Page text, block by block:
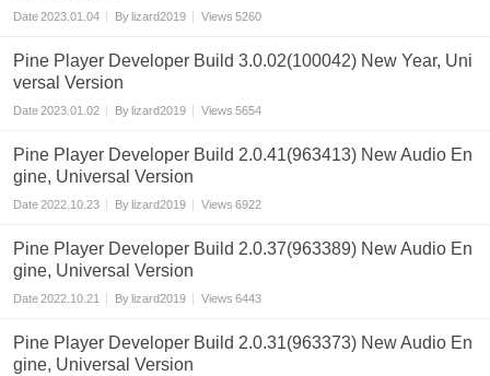
Date2023.01.04 By lizard2019 Views 5260
Pine Player Developer Build 3.0.02(100042) New Year, Uni
versal Version
Date2023.01.02 By lizard2019 Views 5654
Pine Player Developer Build 2.0.41(963413) New Audio En
gine, Universal Version
Date2022.10.23 By lizard2019 Views 6922
Pine Player Developer Build 2.0.37(963389) New Audio En
gine, Universal Version
Date2022.10.21 By lizard2019 Views 6443
Pine Player Developer Build 2.0.31(963373) New Audio En
gine, Universal Version